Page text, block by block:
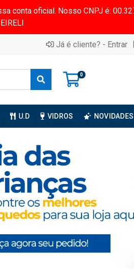
conta oficial. Nosso CNPJ é:
Já é cliente? - Entrar |
0
U.D VIDROS NOVIDADES